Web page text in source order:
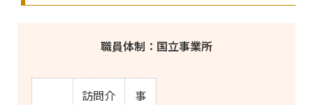
職員体制：国立事業所
訪問介
事